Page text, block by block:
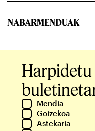
NABARMENDUAK
Mendia
Goizekoa
Astekaria